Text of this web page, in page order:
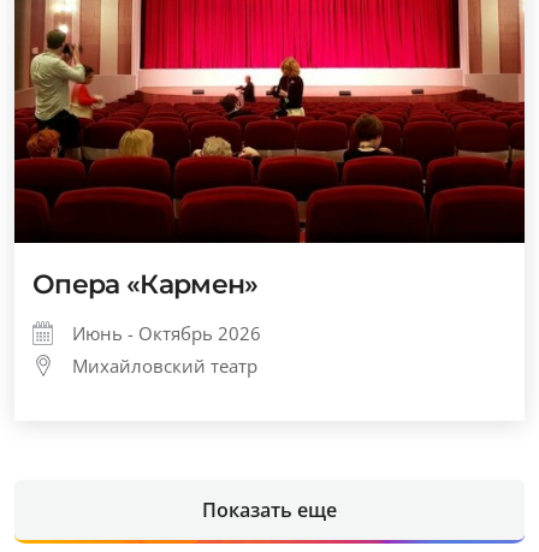
Опера «Кармен»
Июнь - Октябрь 2026
Михайловский театр
Показать еще